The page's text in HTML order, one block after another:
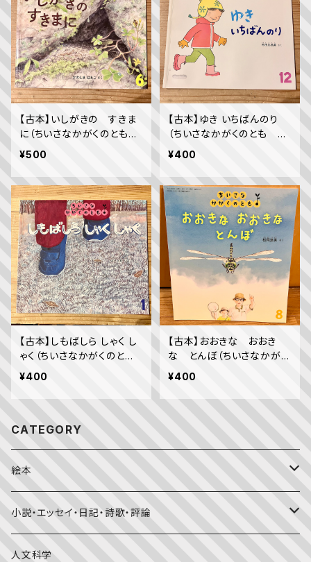
【古本】いしがきの すきま
に（ちいさなかがくのとも
2020年6月号）
¥500
【古本】ゆき いちばんのり
（ちいさなかがくのとも 20
12年12月号）
¥400
【古本】しもばしら しゃく し
ゃく（ちいさなかがくのと
も 2017年1月号）
¥400
【古本】おおきな おおき
な とんぼ（ちいさなかがく
のとも 2021年8月号）
¥400
CATEGORY
絵本
福音館書店月刊誌
こどものとも0.1.2
その他の月刊誌
小説・エッセイ・日記・詩歌・評論
日本文学
人文科学